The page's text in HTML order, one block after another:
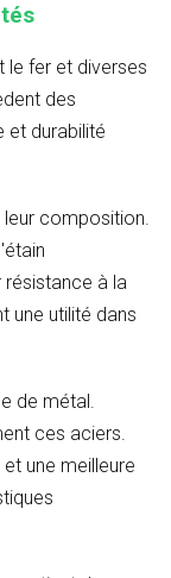
le fer et diverses
des
et durabilité
leur composition.
résistance à la
une utilité dans
de métal.
ces aciers.
une meilleure